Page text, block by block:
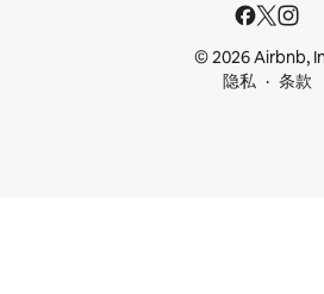
© 2026 Airbnb,
隐私
条款